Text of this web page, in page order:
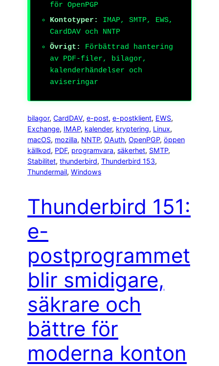
för OpenPGP
Kontotyper:
IMAP, SMTP, EWS,
CardDAV och NNTP
Övrigt:
Förbättrad hantering
av PDF-filer, bilagor,
kalenderhändelser och
aviseringar
bilagor, CardDAV, e-post, e-postklient, EWS
Exchange, IMAP, kalender, kryptering, Linux
macOS, mozilla, NNTP, OAuth, OpenPGP, öppen
källkod, PDF, programvara, säkerhet, SMTP
Stabilitet, thunderbird, Thunderbird 153
Thundermail, Windows
Thunderbird 151:
e-
postprogrammet
blir smidigare,
säkrare och
bättre för
moderna konton